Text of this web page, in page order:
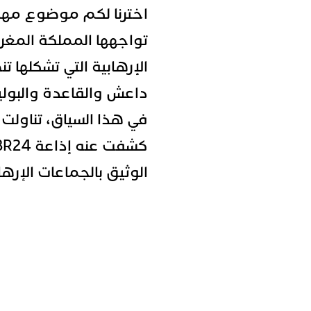
اخترنا لكم موضوع مهم
تواجهها المملكة
الإرهابية التي
داعش والقاعدة
في هذا السياق،
الوثيق بالجماعات